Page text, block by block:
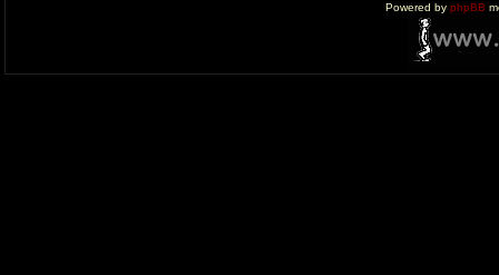
Powered by phpBB